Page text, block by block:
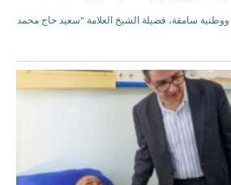
ووطنية سامقة، فضيلة الشيخ العلامة "سعيد حاج محمد